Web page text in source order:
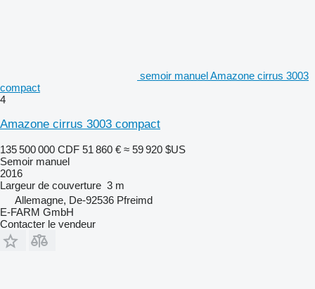
semoir manuel Amazone cirrus 3003
compact
4
Amazone cirrus 3003 compact
135 500 000 CDF 51 860 € ≈ 59 920 $US
Semoir manuel
2016
Largeur de couverture 3 m
Allemagne, De-92536 Pfreimd
E-FARM GmbH
Contacter le vendeur